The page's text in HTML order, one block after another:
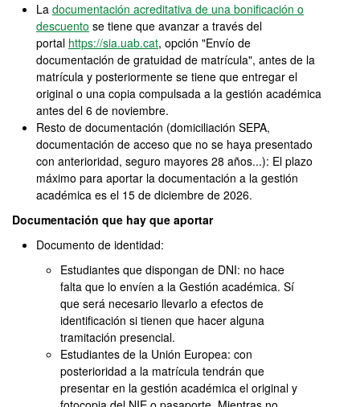
La documentación acreditativa de una bonificación o
descuento se tiene que avanzar a través del
portal https://sia.uab.cat, opción "Envío de
documentación de gratuidad de matrícula", antes de la
matrícula y posteriormente se tiene que entregar el
original o una copia compulsada a la gestión académica
antes del 6 de noviembre.
Resto de documentación (domiciliación SEPA,
documentación de acceso que no se haya presentado
con anterioridad, seguro mayores 28 años...): El plazo
máximo para aportar la documentación a la gestión
académica es el 15 de diciembre de 2026.
Documentación que hay que aportar
Documento de identidad:
Estudiantes que dispongan de DNI: no hace
falta que lo envíen a la Gestión académica. Sí
que será necesario llevarlo a efectos de
identificación si tienen que hacer alguna
tramitación presencial.
Estudiantes de la Unión Europea: con
posterioridad a la matrícula tendrán que
presentar en la gestión académica el original y